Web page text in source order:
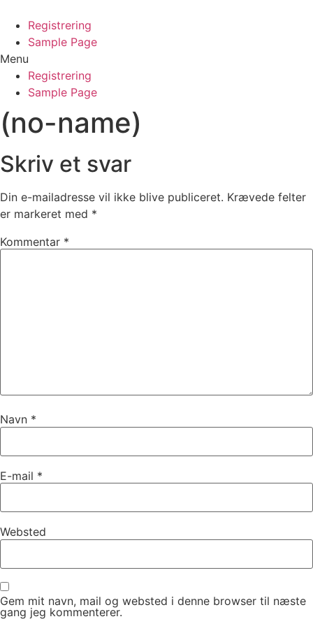
Registrering
Sample Page
Menu
Registrering
Sample Page
(no-name)
Skriv et svar
Din e-mailadresse vil ikke blive publiceret. Krævede felter
er markeret med *
Kommentar *
Navn *
E-mail *
Websted
Gem mit navn, mail og websted i denne browser til næste
gang jeg kommenterer.